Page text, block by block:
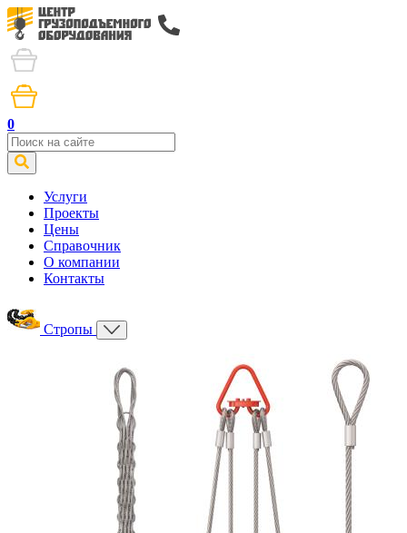
0
Услуги
Проекты
Цены
Справочник
О компании
Контакты
Стропы